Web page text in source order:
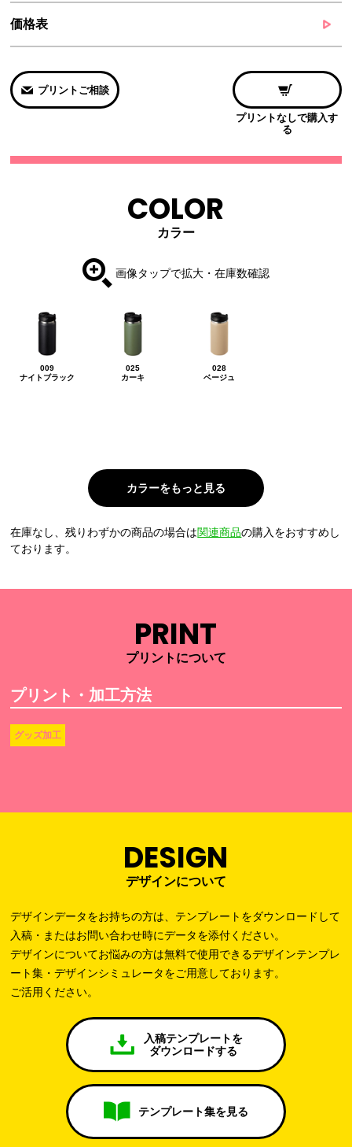
価格表
プリントご相談
プリントなしで購入す
る
COLOR
カラー
画像タップで拡大・在庫数確認
009
ナイトブラック
025
カーキ
028
ベージュ
在庫なし、残りわずかの商品の場合は関連商品の購入をおすすめし
ております。
PRINT
プリントについて
プリント・加工方法
グッズ加工
DESIGN
デザインについて
デザインデータをお持ちの方は、テンプレートをダウンロードして
入稿・またはお問い合わせ時にデータを添付ください。
デザインについてお悩みの方は無料で使用できるデザインテンプレ
ート集・デザインシミュレータをご用意しております。
ご活用ください。
入稿テンプレートを
ダウンロードする
テンプレート集を見る